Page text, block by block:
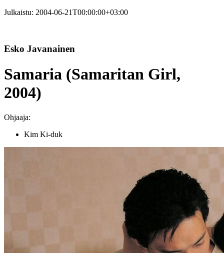
Julkaistu: 2004-06-21T00:00:00+03:00
Esko Javanainen
Samaria (Samaritan Girl,
2004)
Ohjaaja:
Kim Ki-duk